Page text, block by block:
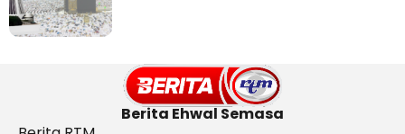
Berita Ehwal Semasa